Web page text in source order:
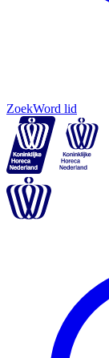
ZoekWord lid